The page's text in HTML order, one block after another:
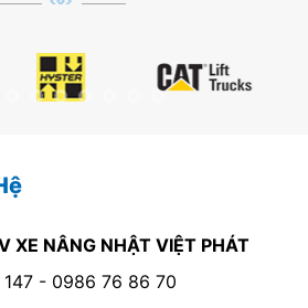
XE NÂNG NHẬT VIỆT PHÁT
- 0986 76 86 70